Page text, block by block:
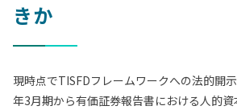
きか
現時点でTISFDフレームワークへの法的開
年3月期から有価証券報告書における人的